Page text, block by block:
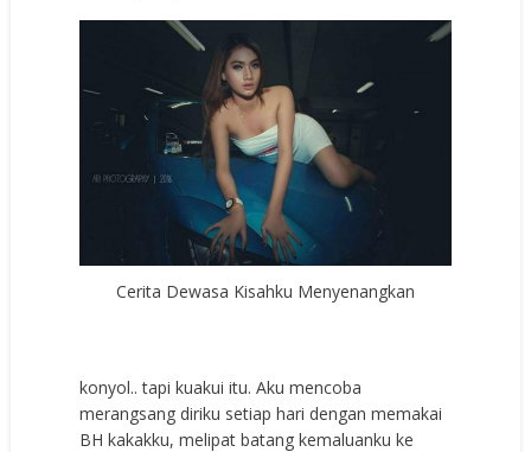
Cerita Dewasa Kisahku Menyenangkan
konyol.. tapi kuakui itu. Aku mencoba
merangsang diriku setiap hari dengan memakai
BH kakakku, melipat batang kemaluanku ke